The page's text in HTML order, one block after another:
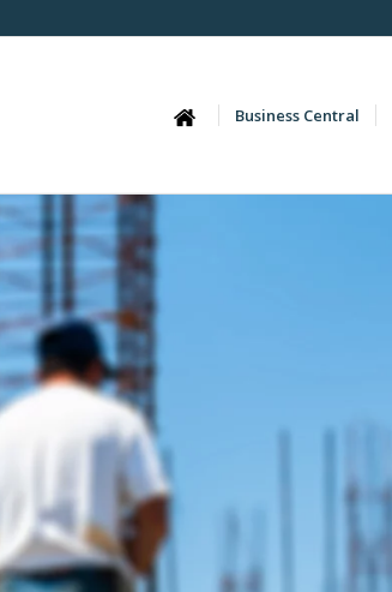
Business Central